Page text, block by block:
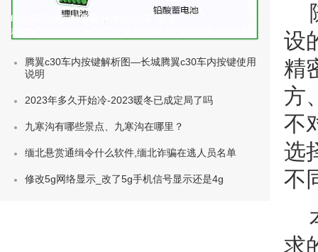
设
精
方
不
选
不
求
电动车电池的种类及标准(电动车 电池
种类)
腾翼c30车内按键解析图—长城腾翼c30车内按键使用
说明
2023年多久开始冷-2023暖冬已成定局了吗
九寒沟有哪些景点、九寒沟在哪里？
缅北悬赏通缉令什么软件,缅北诈骗在逃人员名单
修改5g网络显示_改了5g手机信号显示还是4g